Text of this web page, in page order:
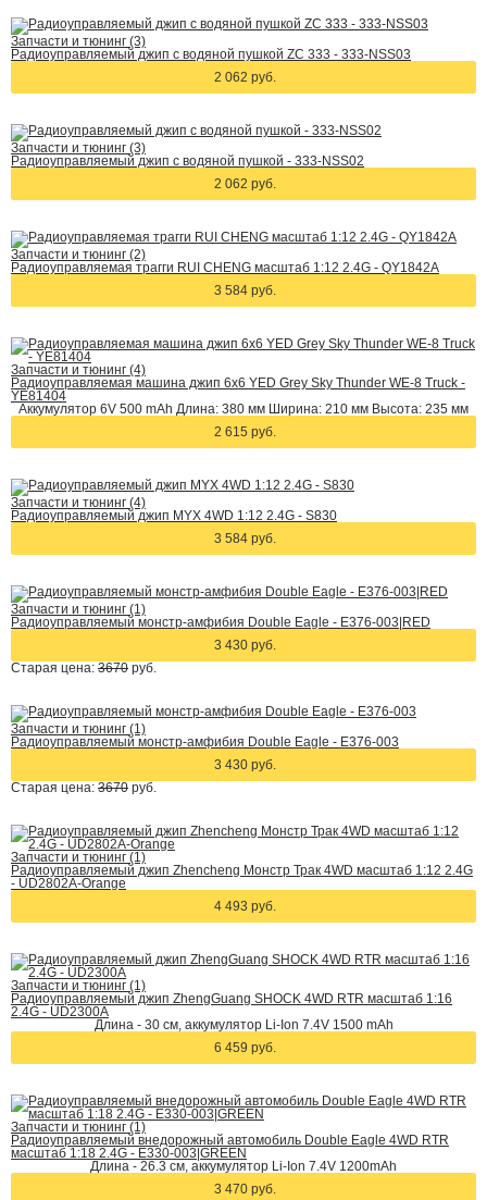
Запчасти и тюнинг (3)
Радиоуправляемый джип с водяной пушкой ZC 333 - 333-NSS03
2 062 руб.
Запчасти и тюнинг (3)
Радиоуправляемый джип с водяной пушкой - 333-NSS02
2 062 руб.
Запчасти и тюнинг (2)
Радиоуправляемая трагги RUI CHENG масштаб 1:12 2.4G - QY1842A
3 584 руб.
Запчасти и тюнинг (4)
Радиоуправляемая машина джип 6х6 YED Grey Sky Thunder WE-8 Truck -
YE81404
Аккумулятор 6V 500 mAh Длина: 380 мм Ширина: 210 мм Высота: 235 мм
2 615 руб.
Запчасти и тюнинг (4)
Радиоуправляемый джип MYX 4WD 1:12 2.4G - S830
3 584 руб.
Запчасти и тюнинг (1)
Радиоуправляемый монстр-амфибия Double Eagle - E376-003|RED
3 430 руб.
Старая цена: 3670 руб.
Запчасти и тюнинг (1)
Радиоуправляемый монстр-амфибия Double Eagle - E376-003
3 430 руб.
Старая цена: 3670 руб.
Запчасти и тюнинг (1)
Радиоуправляемый джип Zhencheng Монстр Трак 4WD масштаб 1:12 2.4G
- UD2802A-Orange
4 493 руб.
Запчасти и тюнинг (1)
Радиоуправляемый джип ZhengGuang SHOCK 4WD RTR масштаб 1:16
2.4G - UD2300A
Длина - 30 см, аккумулятор Li-Ion 7.4V 1500 mAh
6 459 руб.
Запчасти и тюнинг (1)
Радиоуправляемый внедорожный автомобиль Double Eagle 4WD RTR
масштаб 1:18 2.4G - E330-003|GREEN
Длина - 26.3 см, аккумулятор Li-Ion 7.4V 1200mAh
3 470 руб.